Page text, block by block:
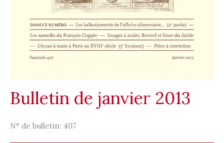
Bulletin de janvier 2013
N° de bulletin: 407